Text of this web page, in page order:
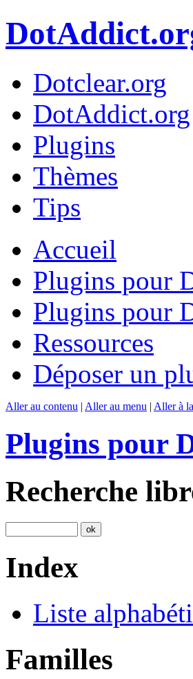
Dotclear.org
DotAddict.org
Plugins
Thèmes
Tips
Accueil
Plugins pour
Plugins pour
Ressources
Déposer un
Aller au contenu | Aller au menu | Aller à
Plugins pour
Recherche
Index
Liste
Familles